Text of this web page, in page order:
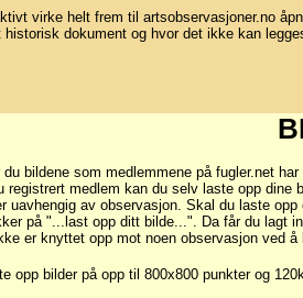
virke helt frem til artsobservasjoner.no
dokument og hvor det ikke kan
du bildene som medlemmene på fugler.net
registrert medlem kan du selv laste opp
uavhengig av observasjon. Skal du laste
på "...last opp ditt bilde...". Da får du lagt
er knyttet opp mot noen observasjon ved
opp bilder på opp til 800x800 punkter og